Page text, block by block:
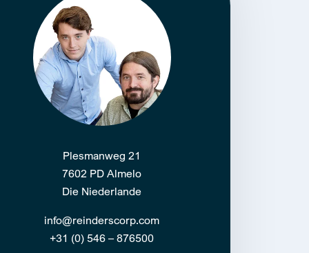
Plesmanweg 21
7602 PD Almelo
Die Niederlande
info@reinderscorp.com
+31 (0) 546 – 876500